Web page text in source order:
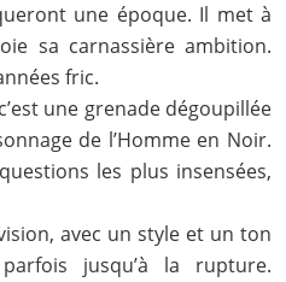
une époque. Il met à
sa carnassière ambition.
fric.
une grenade dégoupillée
de l’Homme en Noir.
les plus insensées,
avec un style et un ton
jusqu’à la rupture.